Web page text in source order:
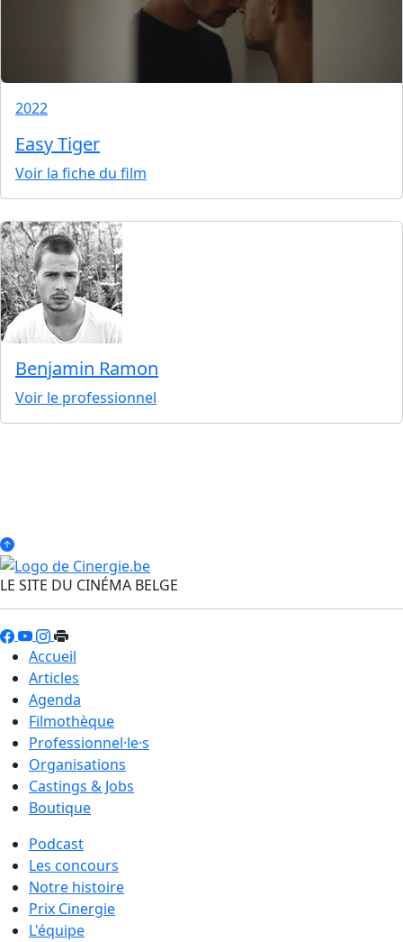
2022
Easy Tiger
Voir la fiche du film
Benjamin Ramon
Voir le professionnel
LE SITE DU CINÉMA BELGE
Accueil
Articles
Agenda
Filmothèque
Professionnel·le·s
Organisations
Castings & Jobs
Boutique
Podcast
Les concours
Notre histoire
Prix Cinergie
L'équipe